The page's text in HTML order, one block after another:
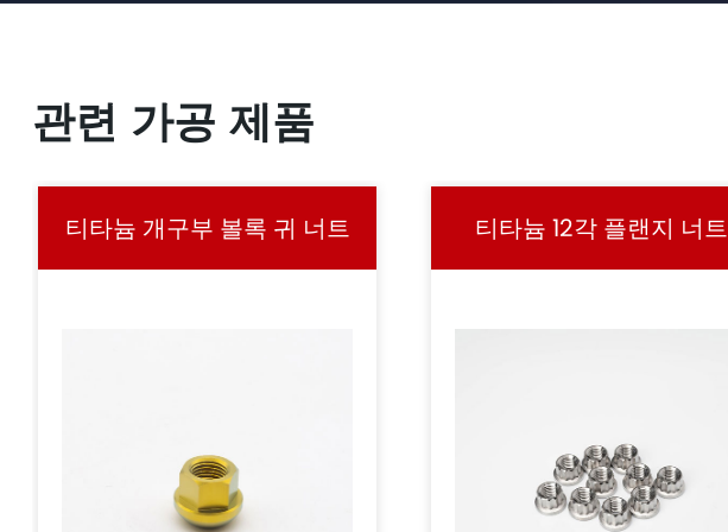
관련 가공 제품
티타늄 개구부 볼록 귀 너트 티타늄 12각 플랜지 너트